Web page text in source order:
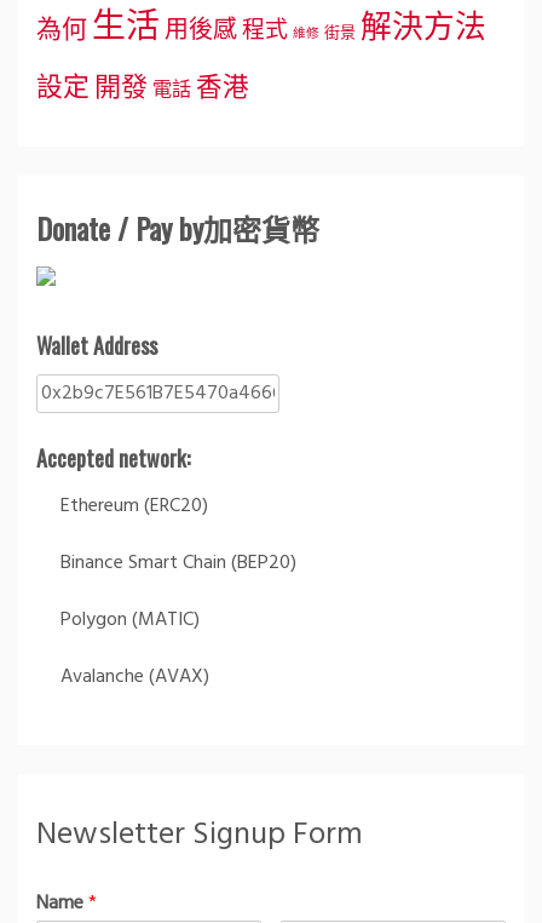
為何生活用後感程式 維修 街景 解決方法
設定 開發電話香港
Donate / Pay by加密貨幣
Wallet Address
Accepted network:
Ethereum (ERC20)
Binance Smart Chain (BEP20)
Polygon (MATIC)
Avalanche (AVAX)
Newsletter Signup Form
Name*